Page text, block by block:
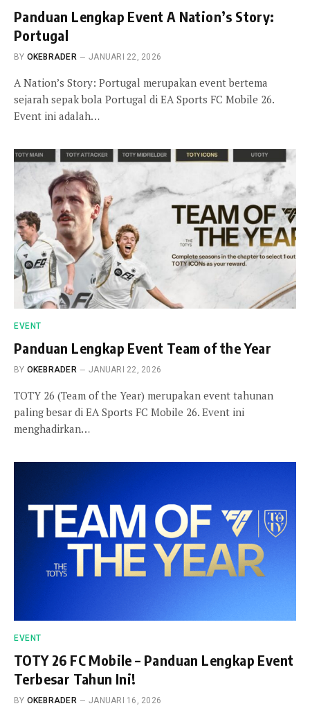
Panduan Lengkap Event A Nation’s Story:
Portugal
BY OKEBRADER JANUARI 22, 2026
A Nation’s Story: Portugal merupakan event bertema
sejarah sepak bola Portugal di EA Sports FC Mobile 26.
Event ini adalah…
EVENT
Panduan Lengkap Event Team of the Year
BY OKEBRADER JANUARI 22, 2026
TOTY 26 (Team of the Year) merupakan event tahunan
paling besar di EA Sports FC Mobile 26. Event ini
menghadirkan…
EVENT
TOTY 26 FC Mobile – Panduan Lengkap Event
Terbesar Tahun Ini!
BY OKEBRADER JANUARI 16, 2026